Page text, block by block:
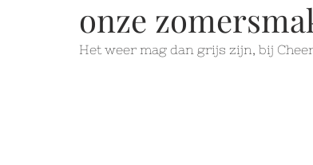
onze
Het weer mag dan grijs zijn, bij